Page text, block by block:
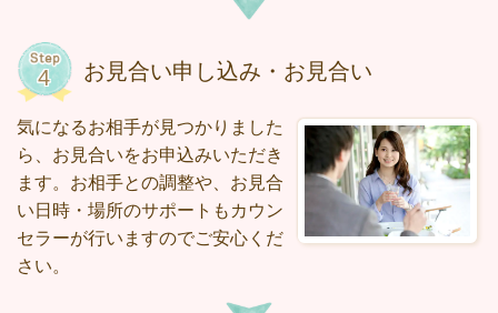
お見合い申し込み・お見合い
気になるお相手が見つかりました
ら、お見合いをお申込みいただき
ます。お相手との調整や、お見合
い日時・場所のサポートもカウン
セラーが行いますのでご安心くだ
さい。